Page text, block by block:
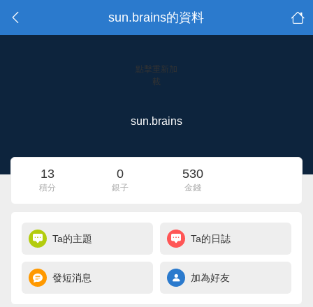
sun.brains的資料
點擊重新加
載
sun.brains
13
積分
0
銀子
530
金錢
Ta的主題 Ta的日誌
發短消息 加為好友